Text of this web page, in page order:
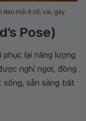
mỏi ở cổ, vai, gáy
Pose)
lại năng lượng
nghỉ ngơi, đồng
sẵn sàng bắt